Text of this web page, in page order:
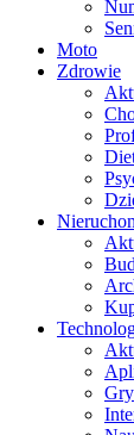
Moto
Zdrowie
Gry